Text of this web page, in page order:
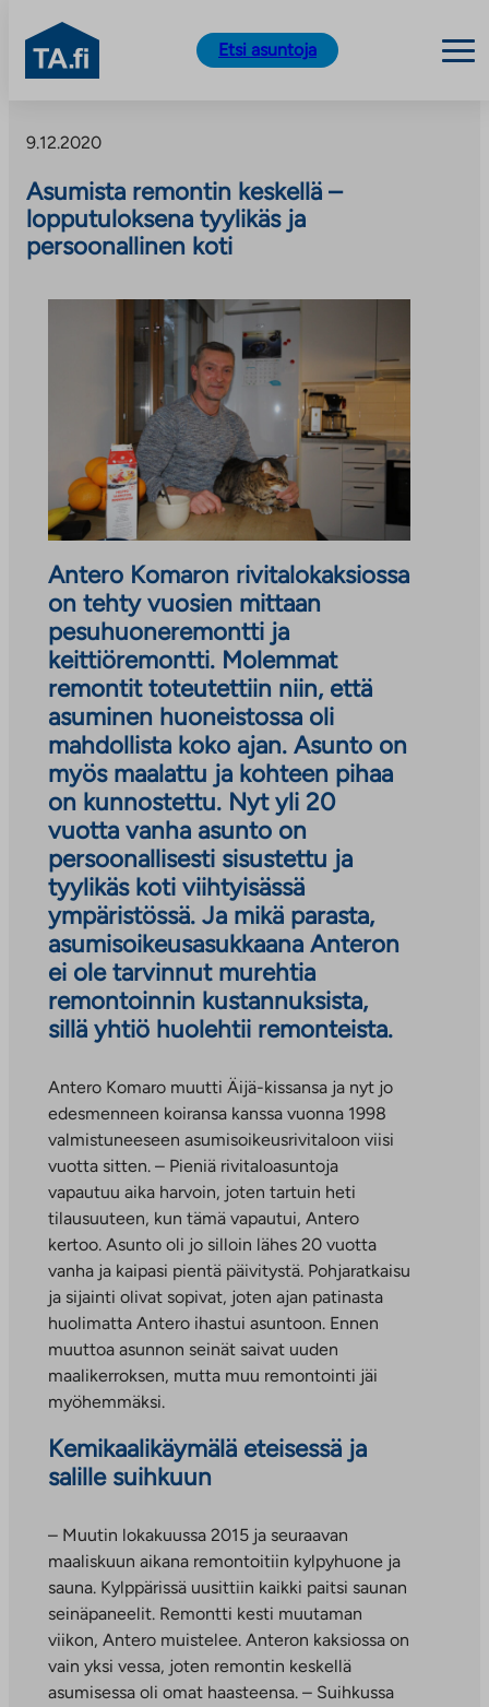
sisältöön
TA.fi
Etsi asuntoja
9.12.2020
Asumista remontin keskellä –
lopputuloksena tyylikäs ja
persoonallinen koti
Antero Komaron rivitalokaksiossa
on tehty vuosien mittaan
pesuhuoneremontti ja
keittiöremontti. Molemmat
remontit toteutettiin niin, että
asuminen huoneistossa oli
mahdollista koko ajan. Asunto on
myös maalattu ja kohteen pihaa
on kunnostettu. Nyt yli 20
vuotta vanha asunto on
persoonallisesti sisustettu ja
tyylikäs koti viihtyisässä
ympäristössä. Ja mikä parasta,
asumisoikeusasukkaana Anteron
ei ole tarvinnut murehtia
remontoinnin kustannuksista,
sillä yhtiö huolehtii remonteista.
Antero Komaro muutti Äijä-kissansa ja nyt jo
edesmenneen koiransa kanssa vuonna 1998
valmistuneeseen asumisoikeusrivitaloon viisi
vuotta sitten. – Pieniä rivitaloasuntoja
vapautuu aika harvoin, joten tartuin heti
tilausuuteen, kun tämä vapautui, Antero
kertoo. Asunto oli jo silloin lähes 20 vuotta
vanha ja kaipasi pientä päivitystä. Pohjaratkaisu
ja sijainti olivat sopivat, joten ajan patinasta
huolimatta Antero ihastui asuntoon. Ennen
muuttoa asunnon seinät saivat uuden
maalikerroksen, mutta muu remontointi jäi
myöhemmäksi.
Kemikaalikäymälä eteisessä ja
salille suihkuun
– Muutin lokakuussa 2015 ja seuraavan
maaliskuun aikana remontoitiin kylpyhuone ja
sauna. Kylppärissä uusittiin kaikki paitsi saunan
seinäpaneelit. Remontti kesti muutaman
viikon, Antero muistelee. Anteron kaksiossa on
vain yksi vessa, joten remontin keskellä
asumisessa oli omat haasteensa. – Suihkussa